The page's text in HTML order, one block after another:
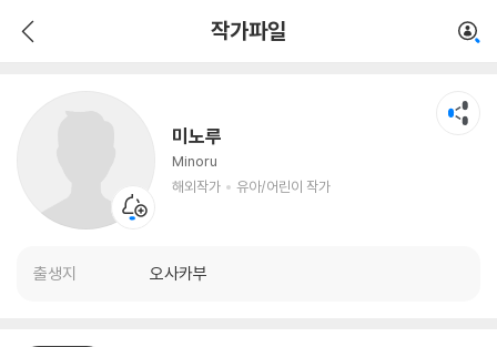
작가파일
미노루
Minoru
해외작가
유아/어린이 작가
출생지 오사카부
유아/어린이 작가